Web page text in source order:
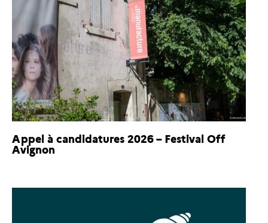
Appel à candidatures 2026 – Festival Off
Avignon